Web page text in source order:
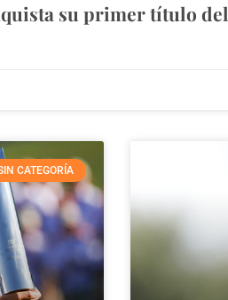
su primer título del
CATEGORÍA